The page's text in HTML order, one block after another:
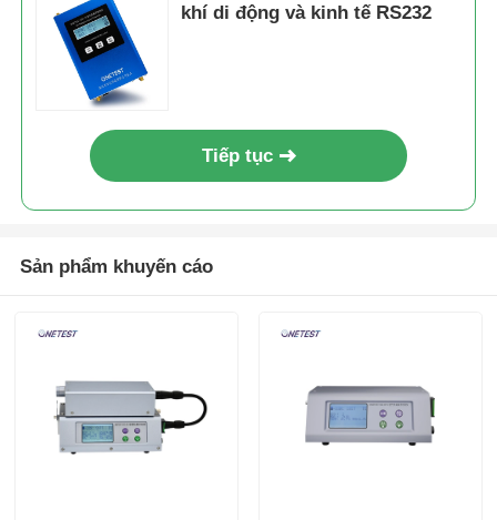
khí di động và kinh tế RS232
Tiếp tục
Sản phẩm khuyến cáo